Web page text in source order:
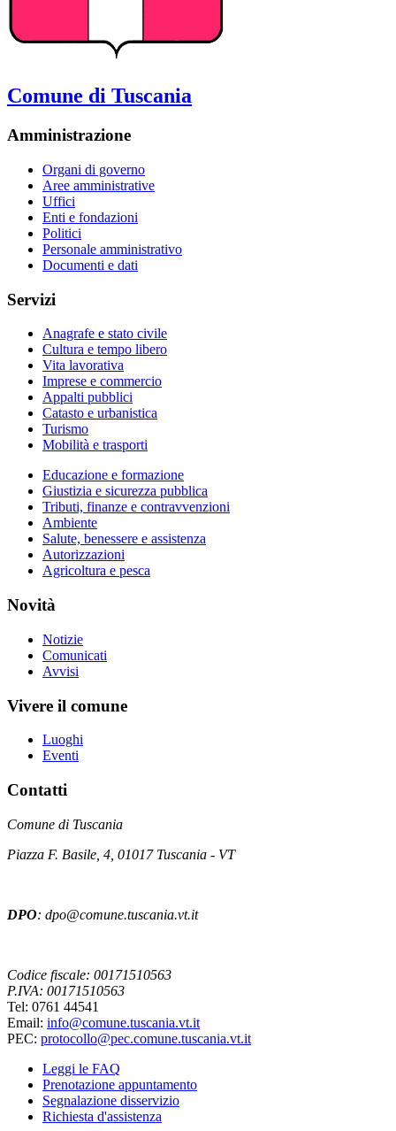
Comune di Tuscania
Amministrazione
Organi di governo
Aree amministrative
Uffici
Enti e fondazioni
Politici
Personale amministrativo
Documenti e dati
Servizi
Anagrafe e stato civile
Cultura e tempo libero
Vita lavorativa
Imprese e commercio
Appalti pubblici
Catasto e urbanistica
Turismo
Mobilità e trasporti
Educazione e formazione
Giustizia e sicurezza pubblica
Tributi, finanze e contravvenzioni
Ambiente
Salute, benessere e assistenza
Autorizzazioni
Agricoltura e pesca
Novità
Notizie
Comunicati
Avvisi
Vivere il comune
Luoghi
Eventi
Contatti
Comune di Tuscania
Piazza F. Basile, 4, 01017 Tuscania - VT
DPO: dpo@comune.tuscania.vt.it
Codice fiscale: 00171510563
P.IVA: 00171510563
Tel: 0761 44541
Email: info@comune.tuscania.vt.it
PEC: protocollo@pec.comune.tuscania.vt.it
Leggi le FAQ
Prenotazione appuntamento
Segnalazione disservizio
Richiesta d'assistenza